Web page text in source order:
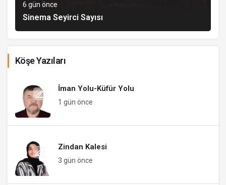
6 gün önce
Sinema Seyirci Sayısı
Köşe Yazıları
İman Yolu-Küfür Yolu
1 gün önce
Zindan Kalesi
3 gün önce